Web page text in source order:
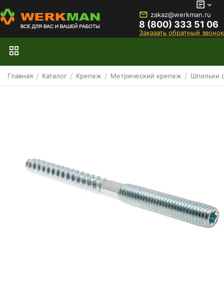
zakaz@werkman.ru
8 (800) 333 51 06
Заказать обратный звонок
Главная / Каталог / Крепеж / Метрический крепеж / Шпильки